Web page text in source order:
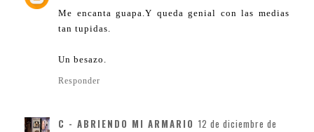
Me encanta guapa.Y queda genial con las medias
tan tupidas.
Un besazo.
Responder
C - ABRIENDO MI ARMARIO 12 de diciembre de